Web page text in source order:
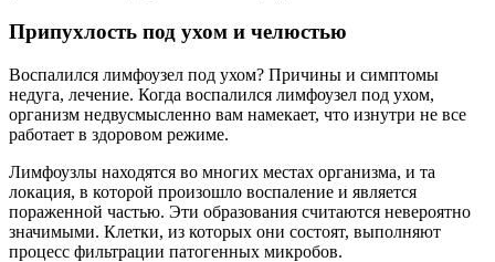
Припухлость под ухом и челюстью
Воспалился лимфоузел под ухом? Причины и симптомы
недуга, лечение. Когда воспалился лимфоузел под ухом,
организм недвусмысленно вам намекает, что изнутри не все
работает в здоровом режиме.
Лимфоузлы находятся во многих местах организма, и та
локация, в которой произошло воспаление и является
пораженной частью. Эти образования считаются невероятно
значимыми. Клетки, из которых они состоят, выполняют
процесс фильтрации патогенных микробов.